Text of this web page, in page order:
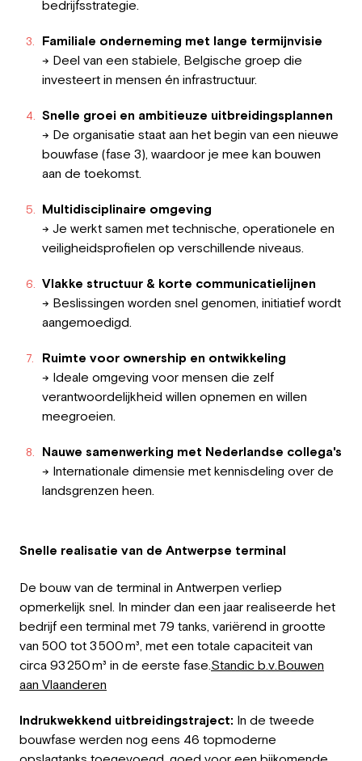
bedrijfsstrategie.
Familiale onderneming met lange termijnvisie
→ Deel van een stabiele, Belgische groep die
investeert in mensen én infrastructuur.
Snelle groei en ambitieuze uitbreidingsplannen
→ De organisatie staat aan het begin van een nieuwe
bouwfase (fase 3), waardoor je mee kan bouwen
aan de toekomst.
Multidisciplinaire omgeving
→ Je werkt samen met technische, operationele en
veiligheidsprofielen op verschillende niveaus.
Vlakke structuur & korte communicatielijnen
→ Beslissingen worden snel genomen, initiatief wordt
aangemoedigd.
Ruimte voor ownership en ontwikkeling
→ Ideale omgeving voor mensen die zelf
verantwoordelijkheid willen opnemen en willen
meegroeien.
Nauwe samenwerking met Nederlandse collega's
→ Internationale dimensie met kennisdeling over de
landsgrenzen heen.
Snelle realisatie van de Antwerpse terminal
De bouw van de terminal in Antwerpen verliep
opmerkelijk snel. In minder dan een jaar realiseerde het
bedrijf een terminal met 79 tanks, variërend in grootte
van 500 tot 3 500 m³, met een totale capaciteit van
circa 93 250 m³ in de eerste fase.Standic b.v.Bouwen
aan Vlaanderen
Indrukwekkend uitbreidingstraject: In de tweede
bouwfase werden nog eens 46 topmoderne